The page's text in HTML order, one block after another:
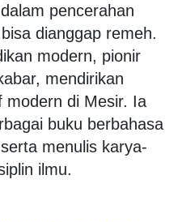
pencerahan
dianggap remeh.
modern, pionir
mendirikan
modern di Mesir. Ia
buku berbahasa
menulis karya-
ilmu.